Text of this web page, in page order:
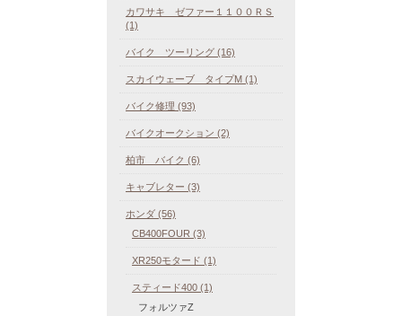
カワサキ ゼファー１１００ＲＳ
(1)
バイク ツーリング (16)
スカイウェーブ タイプM (1)
バイク修理 (93)
バイクオークション (2)
柏市 バイク (6)
キャブレター (3)
ホンダ (56)
CB400FOUR (3)
XR250モタード (1)
スティード400 (1)
フォルツァZ